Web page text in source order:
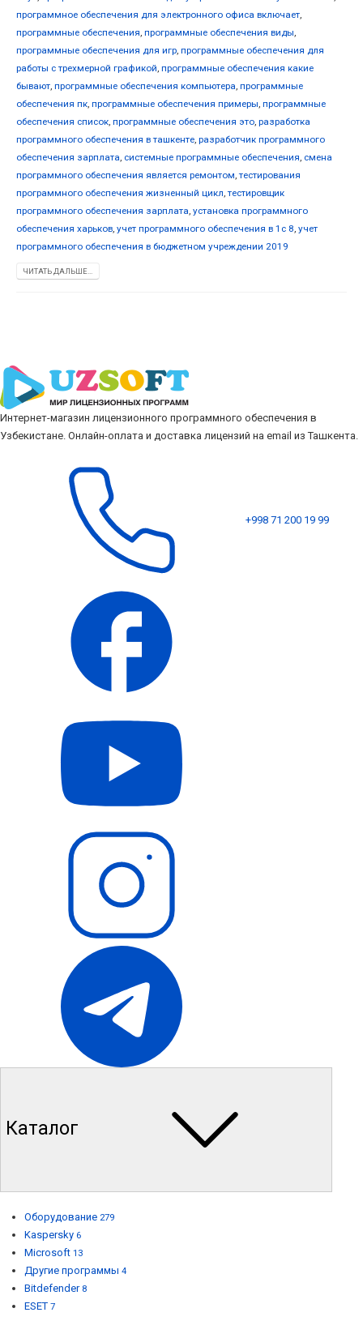
программное обеспечения для электронного офиса включает,
программные обеспечения, программные обеспечения виды,
программные обеспечения для игр, программные обеспечения для
работы с трехмерной графикой, программные обеспечения какие
бывают, программные обеспечения компьютера, программные
обеспечения пк, программные обеспечения примеры, программные
обеспечения список, программные обеспечения это, разработка
программного обеспечения в ташкенте, разработчик программного
обеспечения зарплата, системные программные обеспечения, смена
программного обеспечения является ремонтом,тестирования
программного обеспечения жизненный цикл,тестировщик
программного обеспечения зарплата, установка программного
обеспечения харьков, учет программного обеспечения в 1с 8, учет
программного обеспечения в бюджетном учреждении 2019
ЧИТАТЬ ДАЛЬШЕ...
Интернет-магазин лицензионного программного обеспечения в
Узбекистане. Онлайн-оплата и доставка лицензий на email из Ташкента.
+998 71 200 19 99
Каталог
Оборудование 279
Kaspersky 6
Microsoft 13
Другие программы 4
Bitdefender 8
ESET 7